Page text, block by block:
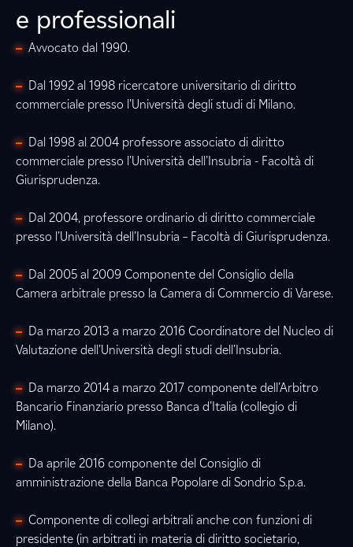
e professionali
Avvocato dal 1990.
Dal 1992 al 1998 ricercatore universitario di diritto
commerciale presso l’Università degli studi di Milano.
Dal 1998 al 2004 professore associato di diritto
commerciale presso l’Università dell’Insubria - Facoltà di
Giurisprudenza.
Dal 2004, professore ordinario di diritto commerciale
presso l’Università dell’Insubria – Facoltà di Giurisprudenza.
Dal 2005 al 2009 Componente del Consiglio della
Camera arbitrale presso la Camera di Commercio di Varese.
Da marzo 2013 a marzo 2016 Coordinatore del Nucleo di
Valutazione dell’Università degli studi dell’Insubria.
Da marzo 2014 a marzo 2017 componente dell’Arbitro
Bancario Finanziario presso Banca d’Italia (collegio di
Milano).
Da aprile 2016 componente del Consiglio di
amministrazione della Banca Popolare di Sondrio S.p.a.
Componente di collegi arbitrali anche con funzioni di
presidente (in arbitrati in materia di diritto societario,